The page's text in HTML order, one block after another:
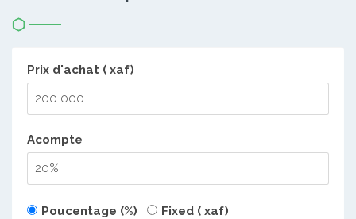
Prix d'achat ( xaf)
Acompte
Poucentage (%) Fixed ( xaf)